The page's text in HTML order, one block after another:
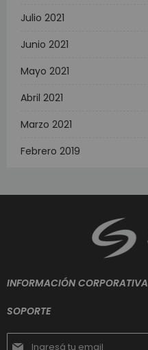
Julio 2021
Junio 2021
Mayo 2021
Abril 2021
Marzo 2021
Febrero 2019
INFORMACIÓN CORPORATIVA
SOPORTE